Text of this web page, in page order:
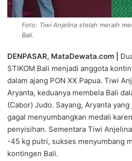
Foto: Tiwi Anjelina stelah meraih
Bali.
DENPASAR, MataDewata.com |
STIKOM Bali menjadi anggota
dalam ajang PON XX Papua. Tiwi
Aryanta, keduanya membela Bali
(Cabor) Judo. Sayang, Aryanta
gagal menyumbangkan medali
penyisihan. Sementara Tiwi
-45 kg putri, sukses menyumbang
kontingen Bali.